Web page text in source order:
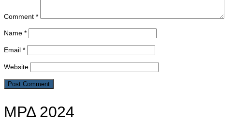
Comment *
Name *
Email *
Website
ΜΡΔ 2024